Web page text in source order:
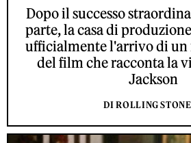
Dopo il successo
parte, la casa di
ufficialmente l'arrivo di un
del film che racconta la
Jackson
DI ROLLING